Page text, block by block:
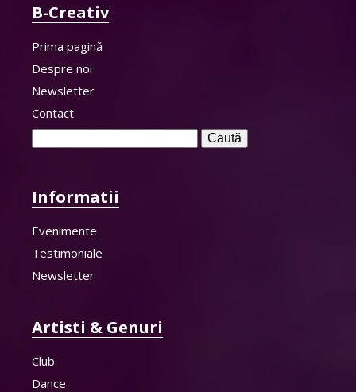
B-Creativ
Prima pagină
Despre noi
Newsletter
Contact
Informatii
Evenimente
Testimoniale
Newsletter
Artisti & Genuri
Club
Dance